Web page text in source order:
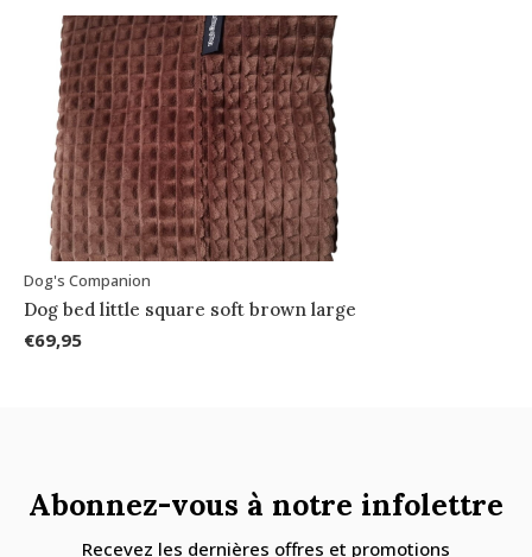
Dog's Companion
Dog bed little square soft brown large
€69,95
Abonnez-vous à notre infolettre
Recevez les dernières offres et promotions